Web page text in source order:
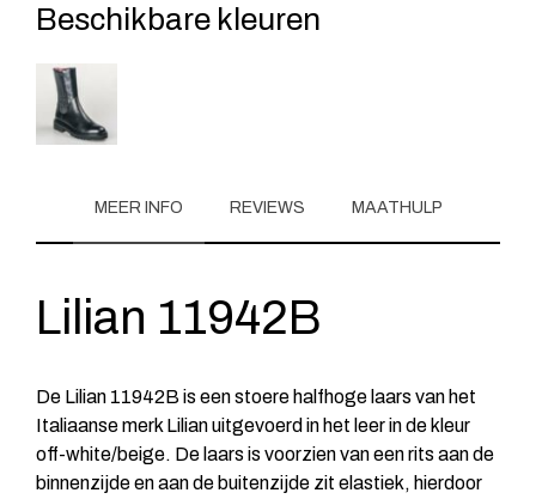
Beschikbare kleuren
MEER INFO REVIEWS MAATHULP
Lilian 11942B
De Lilian 11942B is een stoere halfhoge laars van het
Italiaanse merk Lilian uitgevoerd in het leer in de kleur
off-white/beige. De laars is voorzien van een rits aan de
binnenzijde en aan de buitenzijde zit elastiek, hierdoor